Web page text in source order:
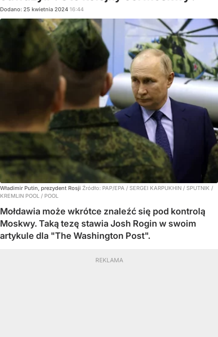
Dodano: 25 kwietnia 2024 16:44
Władimir Putin, prezydent Rosji Źródło: PAP/EPA / SERGEI KARPUKHIN / SPUTNIK /
KREMLIN POOL / POOL
Mołdawia może wkrótce znaleźć się pod kontrolą
Moskwy. Taką tezę stawia Josh Rogin w swoim
artykule dla "The Washington Post".